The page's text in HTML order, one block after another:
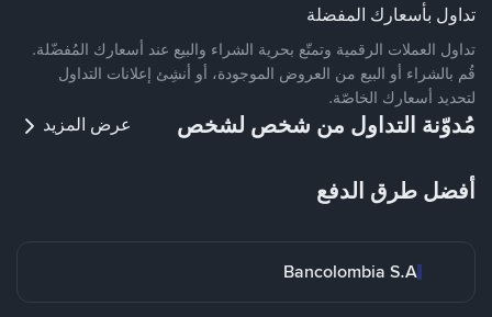
تداول بأسعارك المفضلة
تداول العملات الرقمية وتمتّع بحرية الشراء والبيع عند أسعارك المُفضّلة.
قُم بالشراء أو البيع من العروض الموجودة، أو أنشِئ إعلانات التداول
لتحديد أسعارك الخاصّة.
مُدوّنة التداول من شخص لشخص عرض المزيد
أفضل طرق الدفع
Bancolombia S.A